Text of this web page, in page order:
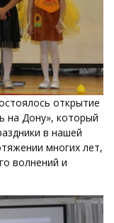
открытие
на Дону», который
в нашей
многих лет,
волнений и